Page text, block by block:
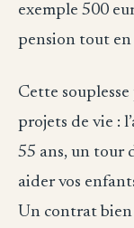
exemple 500
pension tout
Cette
projets de vie :
55 ans, un tour
aider vos
Un contrat